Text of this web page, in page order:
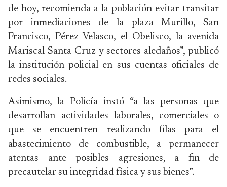
de hoy, recomienda a la población evitar transitar
por inmediaciones de la plaza Murillo, San
Francisco, Pérez Velasco, el Obelisco, la avenida
Mariscal Santa Cruz y sectores aledaños”, publicó
la institución policial en sus cuentas oficiales de
redes sociales.
Asimismo, la Policía instó “a las personas que
desarrollan actividades laborales, comerciales o
que se encuentren realizando filas para el
abastecimiento de combustible, a permanecer
atentas ante posibles agresiones, a fin de
precautelar su integridad física y sus bienes”.